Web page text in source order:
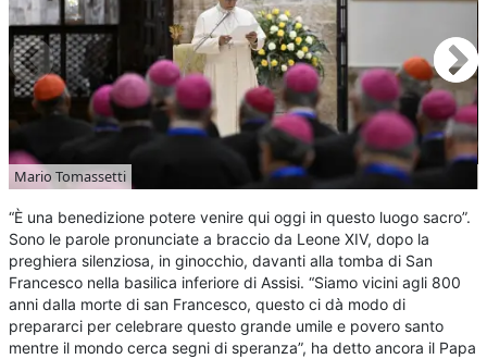
Mario Tomassetti
“È una benedizione potere venire qui oggi in questo luogo sacro”.
Sono le parole pronunciate a braccio da Leone XIV, dopo la
preghiera silenziosa, in ginocchio, davanti alla tomba di San
Francesco nella basilica inferiore di Assisi. “Siamo vicini agli 800
anni dalla morte di san Francesco, questo ci dà modo di
prepararci per celebrare questo grande umile e povero santo
mentre il mondo cerca segni di speranza”, ha detto ancora il Papa